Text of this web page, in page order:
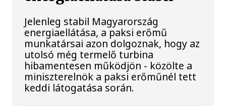
Jelenleg stabil Magyarország
energiaellátása, a paksi erőmű
munkatársai azon dolgoznak, hogy az
utolsó még termelő turbina
hibamentesen működjön - közölte a
miniszterelnök a paksi erőműnél tett
keddi látogatása során.